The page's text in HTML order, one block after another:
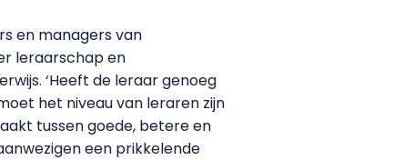
en managers van
leraarschap en
‘Heeft de leraar genoeg
het niveau van leraren zijn
tussen goede, betere en
een prikkelende